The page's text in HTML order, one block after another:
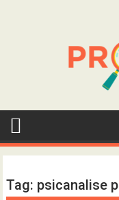
Tag: psicanalise